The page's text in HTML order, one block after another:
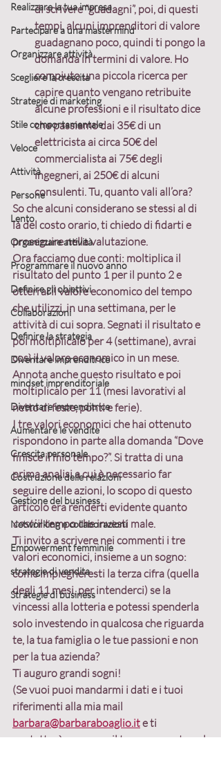
Realizzare la tua impresa
Partecipare a una mastermind
Organizzare attività
Scegliere la crescita
Strategie di marketing
Stile comportamentale
Veloce
Attività
Persone
Lento
Organizzare attività
Programmare il nuovo anno
Definire gli obiettivi
Collaborazioni
Definire la strategia
Diventare imprenditrice
mindset imprenditoriale
Diventare imprenditrice
Aumentare le vendite
Crescita personale
Costruzione delle relazioni
Gestione del business
Networking e collaborazioni
Empowerment femminile
strategie di vendita
Strategie di business
di scrivere “guadagni”, poi, di questi
tempi, alcuni imprenditori di valore
guadagnano poco, quindi ti pongo la
domanda in termini di valore. Ho
compiuto una piccola ricerca per
capire quanto vengano retribuite
alcune professioni e il risultato dice
che passiamo dai 35€ di un
elettricista ai circa 50€ del
commercialista ai 75€ degli
ingegneri, ai 250€ di alcuni
consulenti. Tu, quanto vali all’ora?
So che alcuni considerano se stessi al di
là del costo orario, ti chiedo di fidarti e
proseguire nella valutazione.
Ora facciamo due conti: moltiplica il
risultato del punto 1 per il punto 2 e
otterrai il valore economico del tempo
che utilizzi, in una settimana, per le
attività di cui sopra. Segnati il risultato e
poi moltiplicalo per 4 (settimane), avrai
così il valore economico in un mese.
Annota anche questo risultato e poi
moltiplicalo per 11 (mesi lavorativi al
netto di feste, ponti e ferie).
I tre valori economici che hai ottenuto
rispondono in parte alla domanda “Dove
finisce il mio tempo?”. Si tratta di una
prima analisi a cui è necessario far
seguire delle azioni, lo scopo di questo
articolo era renderti evidente quanto
costi il tempo che investi male.
Ti invito a scrivere nei commenti i tre
valori economici, insieme a un sogno:
come impiegheresti la terza cifra (quella
degli 11 mesi, per intenderci) se la
vincessi alla lotteria e potessi spenderla
solo investendo in qualcosa che riguarda
te, la tua famiglia o le tue passioni e non
per la tua azienda?
Ti auguro grandi sogni!
(Se vuoi puoi mandarmi i dati e i tuoi
riferimenti alla mia mail
barbara@barbaraboaglio.it e ti
contatterò per usare il tuo commento nel